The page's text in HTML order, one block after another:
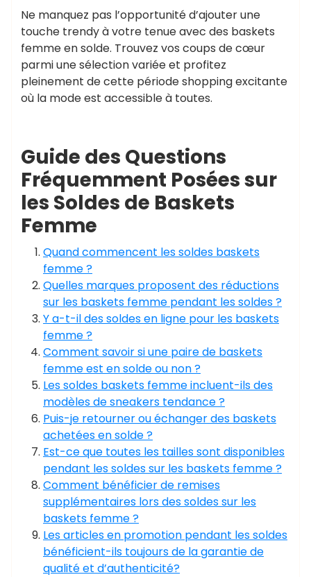
Ne manquez pas l’opportunité d’ajouter une
touche trendy à votre tenue avec des baskets
femme en solde. Trouvez vos coups de cœur
parmi une sélection variée et profitez
pleinement de cette période shopping excitante
où la mode est accessible à toutes.
Guide des Questions
Fréquemment Posées sur
les Soldes de Baskets
Femme
Quand commencent les soldes baskets
femme ?
Quelles marques proposent des réductions
sur les baskets femme pendant les soldes ?
Y a-t-il des soldes en ligne pour les baskets
femme ?
Comment savoir si une paire de baskets
femme est en solde ou non ?
Les soldes baskets femme incluent-ils des
modèles de sneakers tendance ?
Puis-je retourner ou échanger des baskets
achetées en solde ?
Est-ce que toutes les tailles sont disponibles
pendant les soldes sur les baskets femme ?
Comment bénéficier de remises
supplémentaires lors des soldes sur les
baskets femme ?
Les articles en promotion pendant les soldes
bénéficient-ils toujours de la garantie de
qualité et d’authenticité?